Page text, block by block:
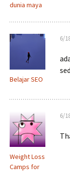
dunia maya
Belajar SEO
6/
Weight Loss
Camps for
6/